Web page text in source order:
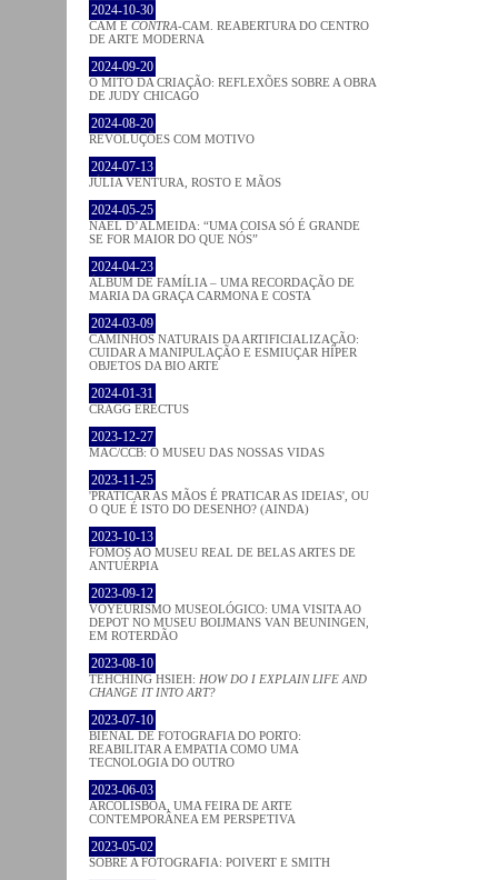
2024-10-30
CAM E CONTRA-CAM. REABERTURA DO CENTRO
DE ARTE MODERNA
2024-09-20
O MITO DA CRIAÇÃO: REFLEXÕES SOBRE A OBRA
DE JUDY CHICAGO
2024-08-20
REVOLUÇÕES COM MOTIVO
2024-07-13
JÚLIA VENTURA, ROSTO E MÃOS
2024-05-25
NAEL D’ALMEIDA: “UMA COISA SÓ É GRANDE
SE FOR MAIOR DO QUE NÓS”
2024-04-23
ÁLBUM DE FAMÍLIA – UMA RECORDAÇÃO DE
MARIA DA GRAÇA CARMONA E COSTA
2024-03-09
CAMINHOS NATURAIS DA ARTIFICIALIZAÇÃO:
CUIDAR A MANIPULAÇÃO E ESMIUÇAR HÍPER
OBJETOS DA BIO ARTE
2024-01-31
CRAGG ERECTUS
2023-12-27
MAC/CCB: O MUSEU DAS NOSSAS VIDAS
2023-11-25
'PRATICAR AS MÃOS É PRATICAR AS IDEIAS', OU
O QUE É ISTO DO DESENHO? (AINDA)
2023-10-13
FOMOS AO MUSEU REAL DE BELAS ARTES DE
ANTUÉRPIA
2023-09-12
VOYEURISMO MUSEOLÓGICO: UMA VISITA AO
DEPOT NO MUSEU BOIJMANS VAN BEUNINGEN,
EM ROTERDÃO
2023-08-10
TEHCHING HSIEH: HOW DO I EXPLAIN LIFE AND
CHANGE IT INTO ART?
2023-07-10
BIENAL DE FOTOGRAFIA DO PORTO:
REABILITAR A EMPATIA COMO UMA
TECNOLOGIA DO OUTRO
2023-06-03
ARCOLISBOA, UMA FEIRA DE ARTE
CONTEMPORÂNEA EM PERSPETIVA
2023-05-02
SOBRE A FOTOGRAFIA: POIVERT E SMITH